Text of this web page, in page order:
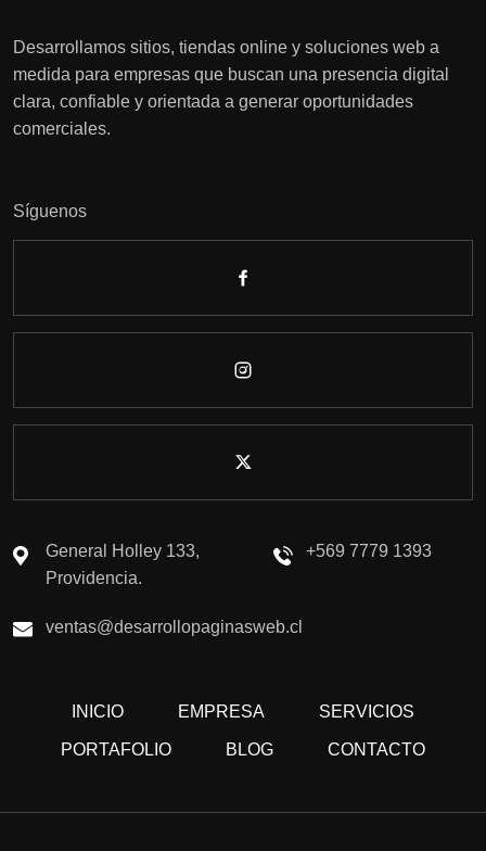
Desarrollamos sitios, tiendas online y soluciones web a
medida para empresas que buscan una presencia digital
clara, confiable y orientada a generar oportunidades
comerciales.
Síguenos
General Holley 133,
Providencia.
+569 7779 1393
ventas@desarrollopaginasweb.cl
INICIO EMPRESA SERVICIOS
PORTAFOLIO BLOG CONTACTO